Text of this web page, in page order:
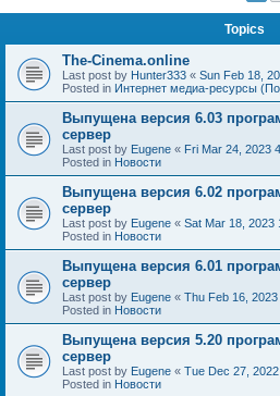
Topics
The-Cinema.online
Last post by Hunter333 « Sun Feb 18,
Posted in Интернет медиа-ресурсы
Выпущена версия 6.03
сервер
Last post by Eugene « Fri Mar 24, 2023
Posted in Новости
Выпущена версия 6.02
сервер
Last post by Eugene « Sat Mar 18, 2023
Posted in Новости
Выпущена версия 6.01
сервер
Last post by Eugene « Thu Feb 16,
Posted in Новости
Выпущена версия 5.20
сервер
Last post by Eugene « Tue Dec 27,
Posted in Новости